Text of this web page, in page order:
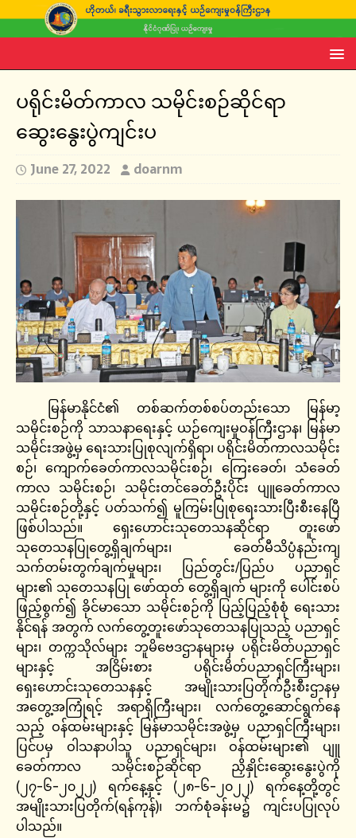
ပရိုင်းမိတ်ကာလ သမိုင်းစဉ်ဆိုင်ရာ
ဆွေးနွေးပွဲကျင်းပ
June 27, 2022 doarnm
မြန်မာနိုင်ငံ၏ တစ်ဆက်တစ်စပ်တည်းသော မြန်မာ့
သမိုင်းစဉ်ကို သာသနာရေးနှင့် ယဉ်ကျေးမှုဝန်ကြီးဌာန၊ မြန်မာ
သမိုင်းအဖွဲ့မှ ရေးသားပြုစုလျက်ရှိရာ၊ ပရိုင်းမိတ်ကာလသမိုင်း
စဉ်၊ ကျောက်ခေတ်ကာလသမိုင်းစဉ်၊ ကြေးခေတ်၊ သံခေတ်
ကာလ သမိုင်းစဉ်၊ သမိုင်းတင်ခေတ်ဦးပိုင်း ပျူခေတ်ကာလ
သမိုင်းစဉ်တို့နှင့် ပတ်သက်၍ မူကြမ်းပြုစုရေးသားပြီးစီးနေပြီ
ဖြစ်ပါသည်။ ရှေးဟောင်းသုတေသနဆိုင်ရာ တူးဖော်
သုတေသနပြုတွေ့ရှိချက်များ၊ ခေတ်မီသိပ္ပံနည်းကျ
သက်တမ်းတွက်ချက်မှုများ၊ ပြည်တွင်း/ပြည်ပ ပညာရှင်
များ၏ သုတေသနပြု ‌ဖော်ထုတ် တွေ့ရှိချက် များကို ပေါင်းစပ်
ဖြည့်စွက်၍ ခိုင်မာသော သမိုင်းစဉ်ကို ပြည့်ပြည့်စုံစုံ ရေးသား
နိုင်ရန် အတွက် လက်တွေ့တူးဖော်သုတေသနပြုသည့် ပညာရှင်
များ၊ တက္ကသိုလ်များ ဘူမိဗေဒဌာနများမှ ပရိုင်းမိတ်ပညာရှင်
များနှင့် အငြိမ်းစား ပရိုင်းမိတ်ပညာရှင်ကြီးများ၊
ရှေးဟောင်းသုတေသနနှင့် အမျိုးသားပြတိုက်ဦးစီးဌာနမှ
အတွေ့အကြုံရင့် အရာရှိကြီးများ၊ လက်တွေ့ဆောင်ရွက်နေ
သည့် ဝန်ထမ်းများနှင့် မြန်မာသမိုင်းအဖွဲ့မှ ပညာရှင်ကြီးများ၊
ပြင်ပမှ ဝါသနာပါသူ ပညာရှင်များ၊ ဝန်ထမ်းများ၏ ပျူ
ခေတ်ကာလ သမိုင်းစဉ်ဆိုင်ရာ ညှိနှိုင်းဆွေးနွေးပွဲကို
(၂၇-၆-၂၀၂၂) ရက်နေ့နှင့် (၂၈-၆-၂၀၂၂) ရက်နေ့တို့တွင်
အမျိုးသားပြတိုက်(ရန်ကုန်)၊ ဘက်စုံခန်းမ၌ ကျင်းပပြုလုပ်
ပါသည်။